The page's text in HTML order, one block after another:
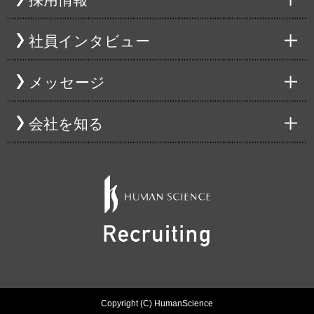
社員インタビュー
メッセージ
会社を知る
Copyright (C) HumanScience